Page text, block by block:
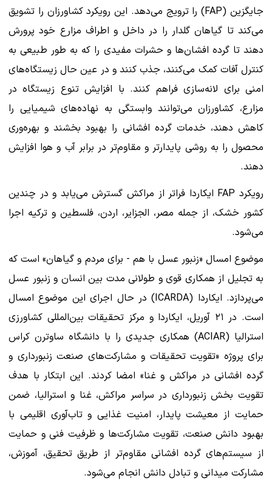
جایگزین (FAP) را ترویج می‌دهد. این رویکرد کشاورزان را تشویق
می‌کند تا گیاهان گلدار را در داخل و اطراف مزارع خود پرورش
دهند تا گرده افشان‌ها و حشرات مفیدی را که به طور طبیعی به
کنترل آفات کمک می‌کنند، جذب کنند و در عین حال زیستگاه‌های
امنی برای لانه‌سازی فراهم کنند. با افزایش تنوع زیستگاه در
مزارع، کشاورزان می‌توانند وابستگی به نهاده‌های شیمیایی را
کاهش دهند، خدمات گرده افشانی را بهبود بخشند و بهره‌وری
محصول را به روشی پایدارتر و مقاوم‌تر در برابر آب و هوا افزایش
دهند.
رویکرد FAP ایکاردا فراتر از مراکش گسترش می‌یابد و در چندین
کشور خشک، از جمله مصر، الجزایر، اردن، فلسطین و ترکیه اجرا
می‌شود.
موضوع امسال «زنبور عسل با هم - برای مردم و گیاهان» است که
به تجلیل از همکاری قوی و طولانی مدت بین انسان و زنبور عسل
می‌پردازد. ایکاردا (ICARDA) در حال اجرای این موضوع امسال
است. در ۲۱ آوریل، ایکاردا و مرکز تحقیقات بین‌المللی کشاورزی
استرالیا (ACIAR) همکاری جدیدی را با دانشگاه ساوترن کراس
برای پروژه «تقویت تحقیقات و مشارکت‌های صنعت زنبورداری و
گرده افشانی در مراکش و غنا» امضا کردند. این ابتکار با هدف
تقویت بخش زنبورداری در سراسر مراکش، غنا و استرالیا، ضمن
حمایت از معیشت پایدار، امنیت غذایی و تاب‌آوری اقلیمی با
بهبود دانش صنعت، تقویت مشارکت‌ها و ظرفیت فنی و حمایت
از سیستم‌های گرده افشانی مقاوم‌تر از طریق تحقیق، آموزش،
مشارکت میدانی و تبادل دانش انجام می‌شود.